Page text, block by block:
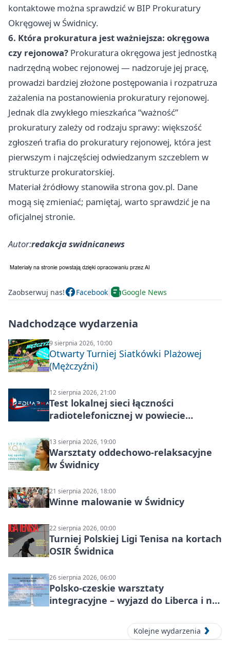
kontaktowe można sprawdzić w BIP Prokuratury
Okręgowej w Świdnicy.
6. Która prokuratura jest ważniejsza: okręgowa
czy rejonowa? Prokuratura okręgowa jest jednostką
nadrzędną wobec rejonowej — nadzoruje jej pracę,
prowadzi bardziej złożone postępowania i rozpatruza
zażalenia na postanowienia prokuratury rejonowej.
Jednak dla zwykłego mieszkańca “ważność”
prokuratury zależy od rodzaju sprawy: większość
zgłoszeń trafia do prokuratury rejonowej, która jest
pierwszym i najczęściej odwiedzanym szczeblem w
strukturze prokuratorskiej.
Materiał źródłowy stanowiła strona gov.pl. Dane
mogą się zmieniać; pamiętaj, warto sprawdzić je na
oficjalnej stronie.
Autor:redakcja swidnicanews
Zaobserwuj nas! Facebook Google News
Nadchodzące wydarzenia
9 sierpnia 2026, 10:00
Otwarty Turniej Siatkówki Plażowej
(Mężczyźni)
12 sierpnia 2026, 21:00
Test lokalnej sieci łączności
radiotelefonicznej w powiecie
13 sierpnia 2026, 19:00
Warsztaty oddechowo-relaksacyjne
w Świdnicy
21 sierpnia 2026, 18:00
Winne malowanie w Świdnicy
22 sierpnia 2026, 00:00
Turniej Polskiej Ligi Tenisa na kortach
OSIR Świdnica
26 sierpnia 2026, 06:00
Polsko-czeskie warsztaty
integracyjne – wyjazd do Liberca i na
Kolejne wydarzenia